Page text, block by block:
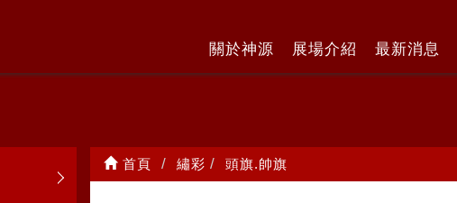
關於神源 展場介紹 最新消息
首頁 繡彩 頭旗.帥旗